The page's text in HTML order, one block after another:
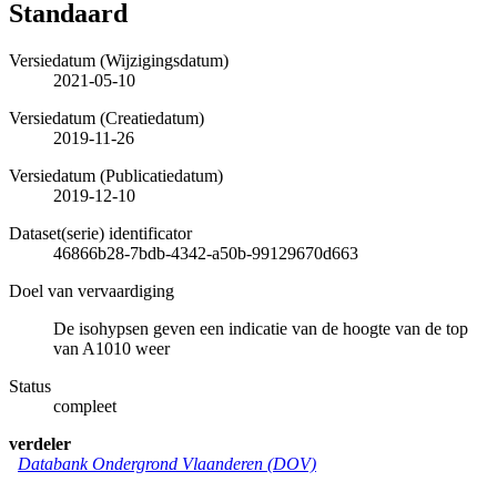
Standaard
Versiedatum (Wijzigingsdatum)
2021-05-10
Versiedatum (Creatiedatum)
2019-11-26
Versiedatum (Publicatiedatum)
2019-12-10
Dataset(serie) identificator
46866b28-7bdb-4342-a50b-99129670d663
Doel van vervaardiging
De isohypsen geven een indicatie van de hoogte van de top
van A1010 weer
Status
compleet
verdeler
Databank Ondergrond Vlaanderen (DOV)